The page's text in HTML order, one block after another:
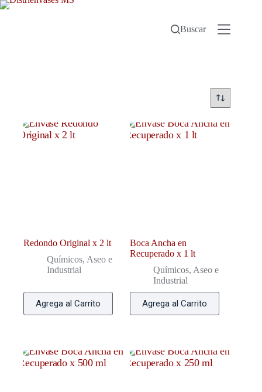
Buscar
Redondo Original x 2 lt
Químicos, Aseo e
Industrial
Agrega al Carrito
Boca Ancha en
Recuperado x 1 lt
Químicos, Aseo e
Industrial
Agrega al Carrito